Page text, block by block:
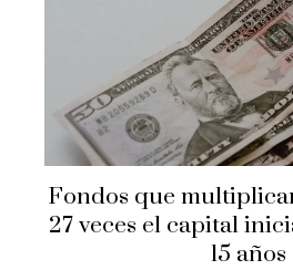
Fondos que
27 veces el capital
15 años